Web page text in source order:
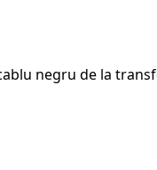
negru de la